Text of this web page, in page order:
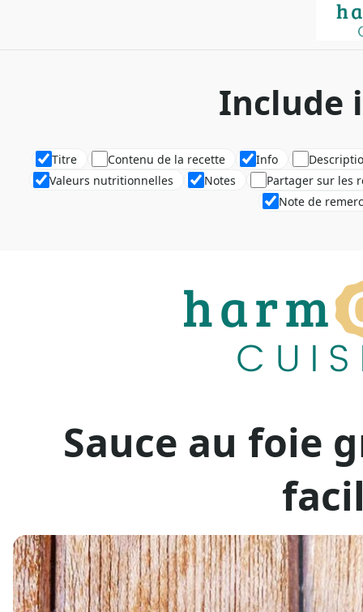
Include
Titre Contenu de la recette Info
Valeurs nutritionnelles
Notes
Partager sur les
Note de
Sauce au foie